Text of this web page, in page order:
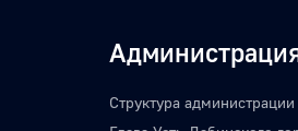
Структура